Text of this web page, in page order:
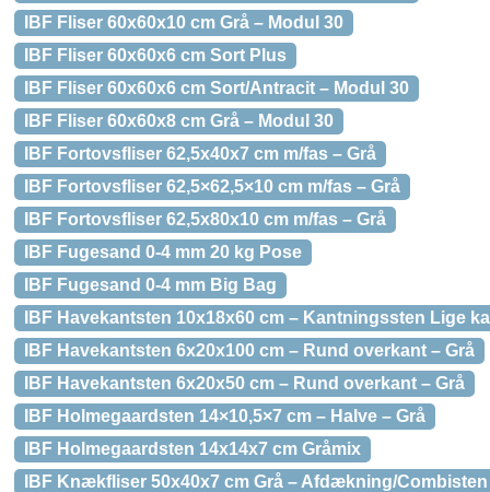
IBF Fliser 60x60x10 cm Grå – Modul 30
IBF Fliser 60x60x6 cm Sort Plus
IBF Fliser 60x60x6 cm Sort/Antracit – Modul 30
IBF Fliser 60x60x8 cm Grå – Modul 30
IBF Fortovsfliser 62,5x40x7 cm m/fas – Grå
IBF Fortovsfliser 62,5×62,5×10 cm m/fas – Grå
IBF Fortovsfliser 62,5x80x10 cm m/fas – Grå
IBF Fugesand 0-4 mm 20 kg Pose
IBF Fugesand 0-4 mm Big Bag
IBF Havekantsten 10x18x60 cm – Kantningssten Lige
IBF Havekantsten 6x20x100 cm – Rund overkant – Grå
IBF Havekantsten 6x20x50 cm – Rund overkant – Grå
IBF Holmegaardsten 14×10,5×7 cm – Halve – Grå
IBF Holmegaardsten 14x14x7 cm Gråmix
IBF Knækfliser 50x40x7 cm Grå – Afdækning/Combisten